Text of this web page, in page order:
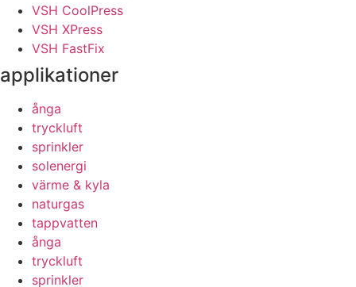
VSH CoolPress
VSH XPress
VSH FastFix
applikationer
ånga
tryckluft
sprinkler
solenergi
värme & kyla
naturgas
tappvatten
ånga
tryckluft
sprinkler